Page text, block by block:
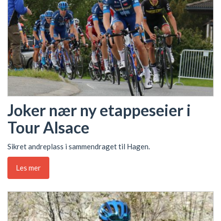
Joker nær ny etappeseier i
Tour Alsace
Sikret andreplass i sammendraget til Hagen.
Les mer